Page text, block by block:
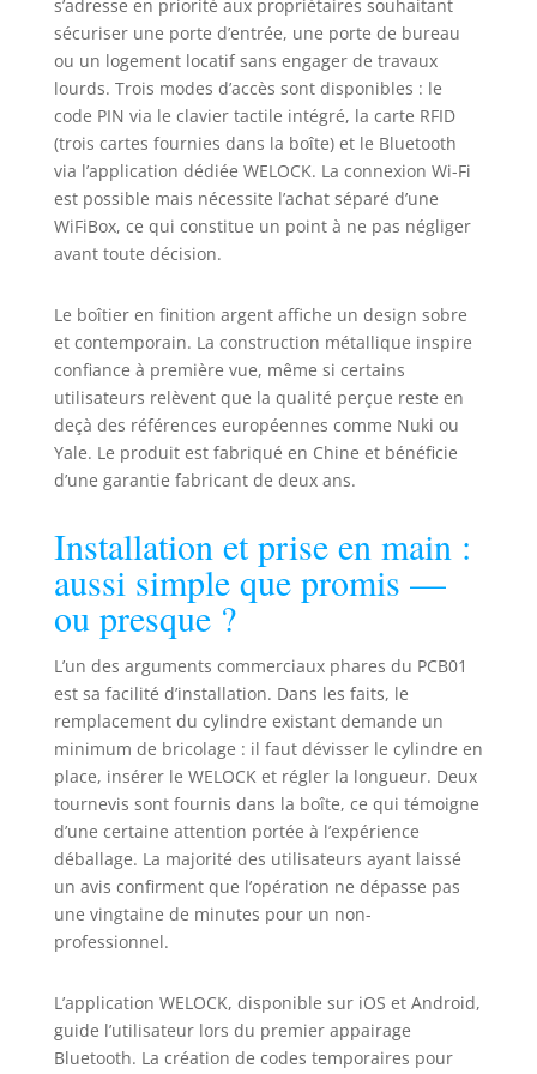
Ouverture de la porte par mot de
passe, carte RFID ou application.
Stockage du serrure a code jusqu'à
10 groupes de mot de passe (1
d'entre eux avec fonction
administrateur). smart lock pouvez
coupler jusqu'à 20 cartes. Serrure
intelligente avec mot de passe
temporaire. Applications
disponibles pour iOS et Android.
porte ou faire des réglages et des
autorisations. Contrôle WiFi:
welock serrure a
code,Déverrouillage de la serrure
verrou porte à distance via le
smartphone, contrôlez la serrure
connectee we lock à partir de
saurez toujours qui ouvre votre
porte et quand.La fonction WiFi
nécessite le pont WiFi.Veuillez
noter que la passerelle doit être
vous avez des questions sur
l'installation, le fonctionnement,
etc., n'hésitez pas à nous
contacter. Lot de 1 serrure
électronique WELOCK PCB01, 3
cartes RFID, 1 clé Allen spéciale, 1
manuel d'utilisation. Matériau :
acier inoxydable avec alliage de
zinc, plastique.
s’adresse en priorité aux propriétaires souhaitant
sécuriser une porte d’entrée, une porte de bureau
ou un logement locatif sans engager de travaux
lourds. Trois modes d’accès sont disponibles : le
code PIN via le clavier tactile intégré, la carte RFID
(trois cartes fournies dans la boîte) et le Bluetooth
via l’application dédiée WELOCK. La connexion Wi-Fi
est possible mais nécessite l’achat séparé d’une
WiFiBox, ce qui constitue un point à ne pas négliger
avant toute décision.
Le boîtier en finition argent affiche un design sobre
et contemporain. La construction métallique inspire
confiance à première vue, même si certains
utilisateurs relèvent que la qualité perçue reste en
deçà des références européennes comme Nuki ou
Yale. Le produit est fabriqué en Chine et bénéficie
d’une garantie fabricant de deux ans.
Installation et prise en main :
aussi simple que promis —
ou presque ?
L’un des arguments commerciaux phares du PCB01
est sa facilité d’installation. Dans les faits, le
remplacement du cylindre existant demande un
minimum de bricolage : il faut dévisser le cylindre en
place, insérer le WELOCK et régler la longueur. Deux
tournevis sont fournis dans la boîte, ce qui témoigne
d’une certaine attention portée à l’expérience
déballage. La majorité des utilisateurs ayant laissé
un avis confirment que l’opération ne dépasse pas
une vingtaine de minutes pour un non-
professionnel.
L’application WELOCK, disponible sur iOS et Android,
guide l’utilisateur lors du premier appairage
Bluetooth. La création de codes temporaires pour